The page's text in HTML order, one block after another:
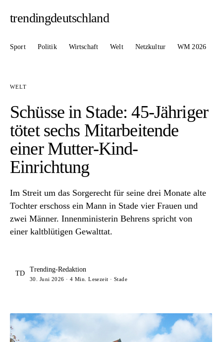
trendingdeutschland
Sport Politik Wirtschaft Welt Netzkultur WM 2026
WELT
Schüsse in Stade: 45-Jähriger
tötet sechs Mitarbeitende
einer Mutter-Kind-
Einrichtung
Im Streit um das Sorgerecht für seine drei Monate alte
Tochter erschoss ein Mann in Stade vier Frauen und
zwei Männer. Innenministerin Behrens spricht von
einer kaltblütigen Gewalttat.
TD
Trending-Redaktion
30. Juni 2026 · 4 Min. Lesezeit · Stade